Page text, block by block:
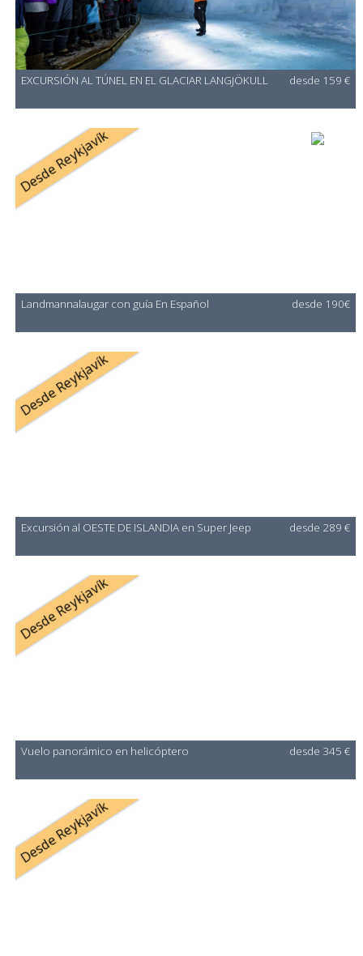
EXCURSIÓN AL TÚNEL EN EL GLACIAR LANGJÖKULL desde 159 €
Desde Reykjavík
Landmannalaugar con guía En Español desde 190€
Desde Reykjavík
Excursión al OESTE DE ISLANDIA en Super Jeep desde 289 €
Desde Reykjavík
Vuelo panorámico en helicóptero desde 345 €
Desde Reykjavík